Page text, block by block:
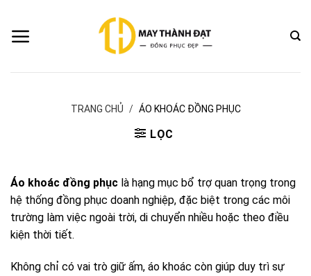
nội
TRANG CHỦ / ÁO KHOÁC ĐỒNG PHỤC
LỌC
Áo khoác đồng phục là hạng mục bổ trợ quan trọng trong
hệ thống đồng phục doanh nghiệp, đặc biệt trong các môi
trường làm việc ngoài trời, di chuyển nhiều hoặc theo điều
kiện thời tiết.
Không chỉ có vai trò giữ ấm, áo khoác còn giúp duy trì sự